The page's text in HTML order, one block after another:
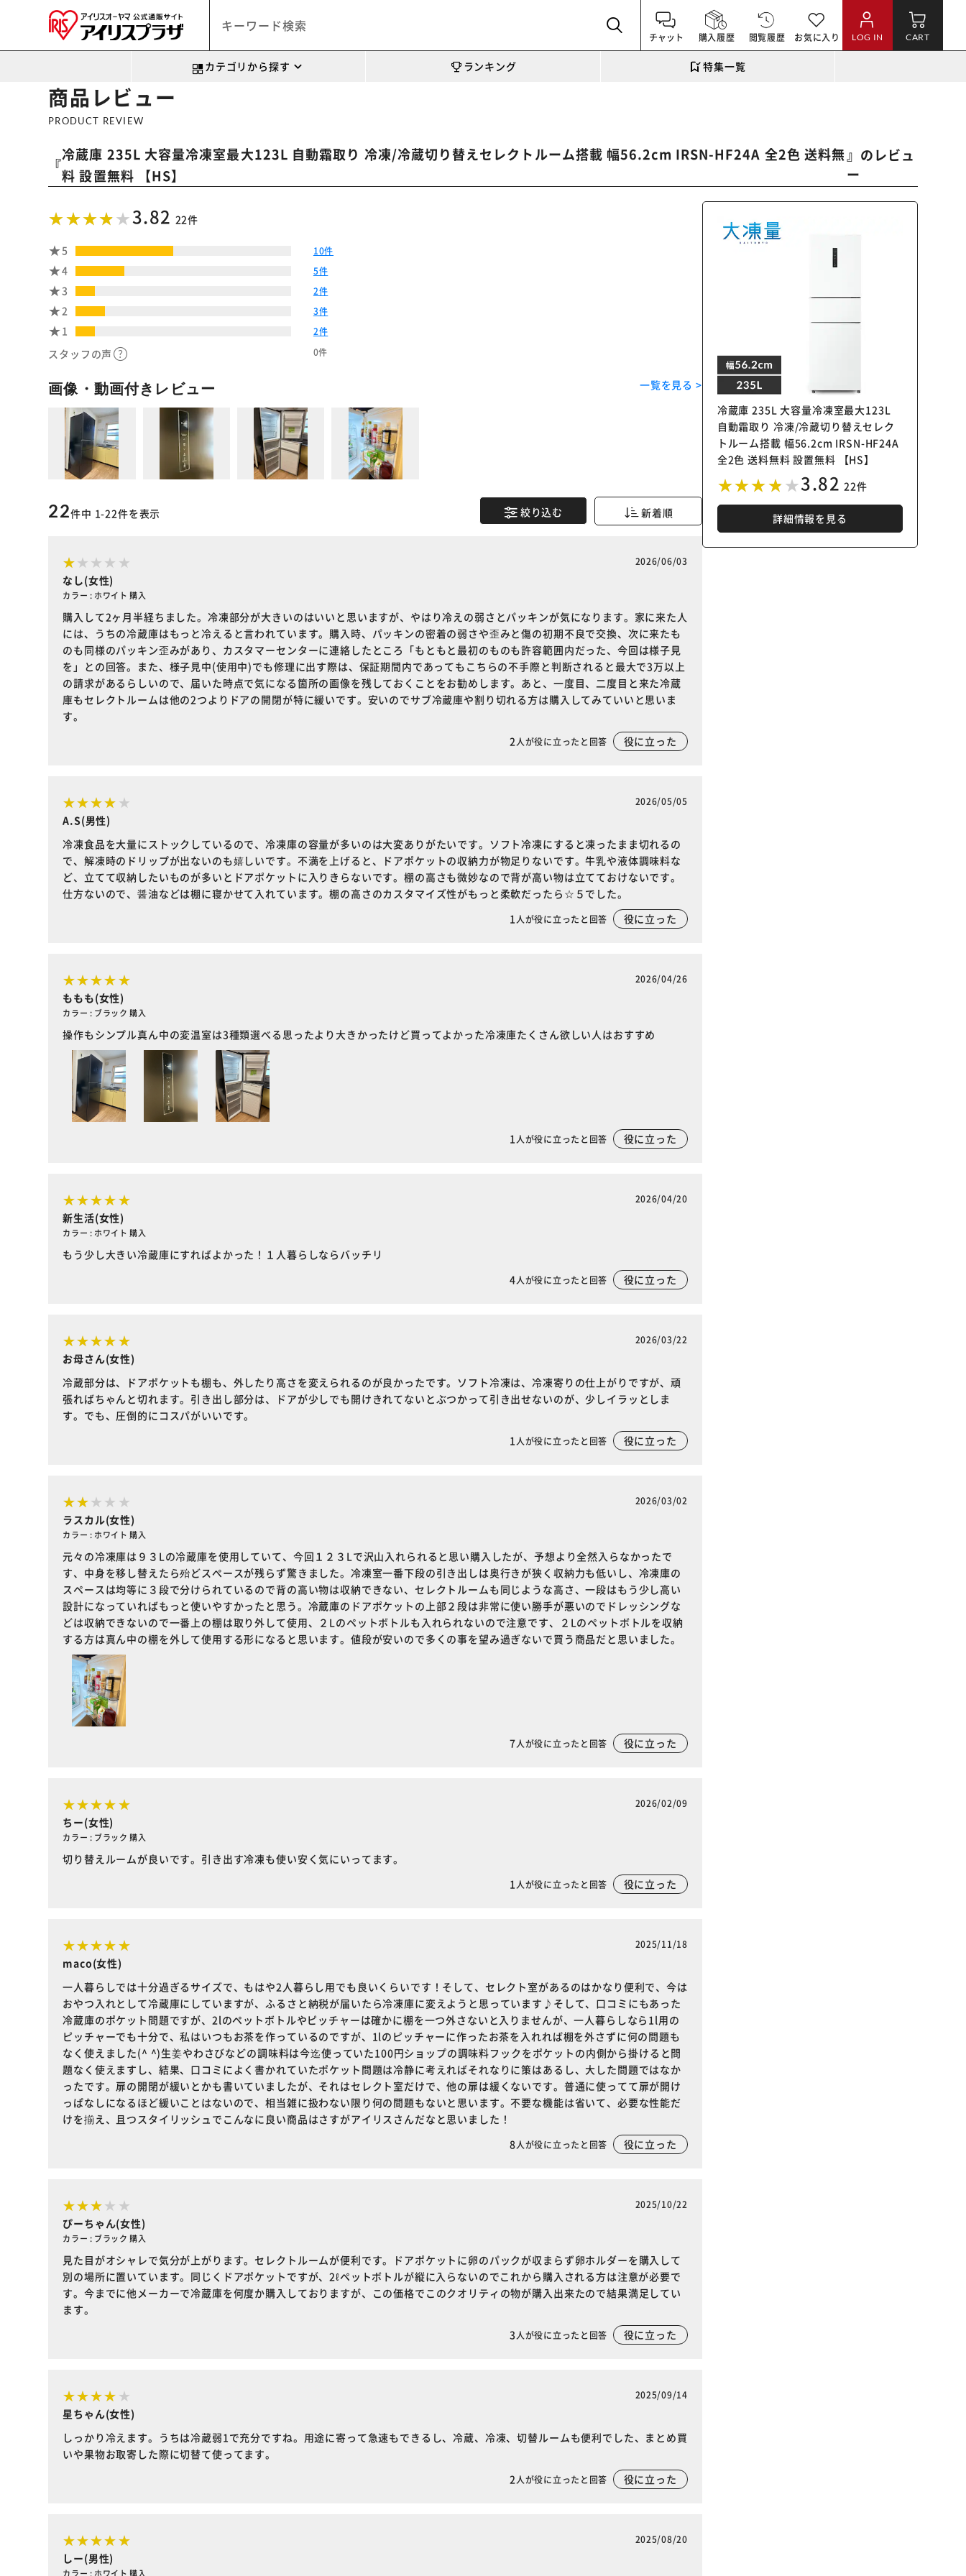
チャット 購入履歴 閲覧履歴 お気に入り LOG IN CART
カテゴリから探す ランキング 特集一覧
商品レビュー
PRODUCT REVIEW
『
冷蔵庫 235L 大容量冷凍室最大123L 自動霜取り 冷凍/冷蔵切り替えセレクトルーム搭載 幅56.2cm IRSN-HF24A 全2色 送料無
料 設置無料 【HS】
』のレビュ
ー
冷蔵庫 235L 大容量冷凍室最大123L
自動霜取り 冷凍/冷蔵切り替えセレク
トルーム搭載 幅56.2cm IRSN-HF24A
全2色 送料無料 設置無料 【HS】
3.82 22件
詳細情報を見る
3.82 22件
5 10件
4 5件
3 2件
2 3件
1 2件
スタッフの声 0件
画像・動画付きレビュー 一覧を見る >
絞り込む 新着順
22件中 1-22件を表示
2026/06/03
なし(女性)
カラー : ホワイト 購入
購入して2ヶ月半経ちました。冷凍部分が大きいのはいいと思いますが、やはり冷えの弱さとパッキンが気になります。家に来た人
には、うちの冷蔵庫はもっと冷えると言われています。購入時、パッキンの密着の弱さや歪みと傷の初期不良で交換、次に来たも
のも同様のパッキン歪みがあり、カスタマーセンターに連絡したところ「もともと最初のものも許容範囲内だった、今回は様子見
を」との回答。また、様子見中(使用中)でも修理に出す際は、保証期間内であってもこちらの不手際と判断されると最大で3万以上
の請求があるらしいので、届いた時点で気になる箇所の画像を残しておくことをお勧めします。あと、一度目、二度目と来た冷蔵
庫もセレクトルームは他の2つよりドアの開閉が特に緩いです。安いのでサブ冷蔵庫や割り切れる方は購入してみていいと思いま
す。
2人が役に立ったと回答 役に立った
2026/05/05
A.S(男性)
冷凍食品を大量にストックしているので、冷凍庫の容量が多いのは大変ありがたいです。ソフト冷凍にすると凍ったまま切れるの
で、解凍時のドリップが出ないのも嬉しいです。不満を上げると、ドアポケットの収納力が物足りないです。牛乳や液体調味料な
ど、立てて収納したいものが多いとドアポケットに入りきらないです。棚の高さも微妙なので背が高い物は立てておけないです。
仕方ないので、醤油などは棚に寝かせて入れています。棚の高さのカスタマイズ性がもっと柔軟だったら☆５でした。
1 人が役に立ったと回答 役に立った
2026/04/26
ももも(女性)
カラー : ブラック 購入
操作もシンプル真ん中の変温室は3種類選べる思ったより大きかったけど買ってよかった冷凍庫たくさん欲しい人はおすすめ
1 人が役に立ったと回答 役に立った
2026/04/20
新生活(女性)
カラー : ホワイト 購入
もう少し大きい冷蔵庫にすればよかった！１人暮らしならバッチリ
4人が役に立ったと回答 役に立った
2026/03/22
お母さん(女性)
冷蔵部分は、ドアポケットも棚も、外したり高さを変えられるのが良かったです。ソフト冷凍は、冷凍寄りの仕上がりですが、頑
張ればちゃんと切れます。引き出し部分は、ドアが少しでも開けきれてないとぶつかって引き出せないのが、少しイラッとしま
す。でも、圧倒的にコスパがいいです。
1 人が役に立ったと回答 役に立った
2026/03/02
ラスカル(女性)
カラー : ホワイト 購入
元々の冷凍庫は９３Lの冷蔵庫を使用していて、今回１２３Lで沢山入れられると思い購入したが、予想より全然入らなかったで
す、中身を移し替えたら殆どスぺースが残らず驚きました。冷凍室一番下段の引き出しは奥行きが狭く収納力も低いし、冷凍庫の
スペースは均等に３段で分けられているので背の高い物は収納できない、セレクトルームも同じような高さ、一段はもう少し高い
設計になっていればもっと使いやすかったと思う。冷蔵庫のドアポケットの上部２段は非常に使い勝手が悪いのでドレッシングな
どは収納できないので一番上の棚は取り外して使用、２Lのペットボトルも入れられないので注意です、２Lのペットボトルを収納
する方は真ん中の棚を外して使用する形になると思います。値段が安いので多くの事を望み過ぎないで買う商品だと思いました。
7人が役に立ったと回答 役に立った
2026/02/09
ちー(女性)
カラー : ブラック 購入
切り替えルームが良いです。引き出す冷凍も使い安く気にいってます。
1 人が役に立ったと回答 役に立った
2025/11/18
maco(女性)
一人暮らしでは十分過ぎるサイズで、もはや2人暮らし用でも良いくらいです！そして、セレクト室があるのはかなり便利で、今は
おやつ入れとして冷蔵庫にしていますが、ふるさと納税が届いたら冷凍庫に変えようと思っています♪そして、口コミにもあった
冷蔵庫のポケット問題ですが、2lのペットボトルやピッチャーは確かに棚を一つ外さないと入りませんが、一人暮らしなら1l用の
ピッチャーでも十分で、私はいつもお茶を作っているのですが、1lのピッチャーに作ったお茶を入れれば棚を外さずに何の問題も
なく使えました(^ ^)生姜やわさびなどの調味料は今迄使っていた100円ショップの調味料フックをポケットの内側から掛けると問
題なく使えますし、結果、口コミによく書かれていたポケット問題は冷静に考えればそれなりに策はあるし、大した問題ではなか
ったです。扉の開閉が緩いとかも書いていましたが、それはセレクト室だけで、他の扉は緩くないです。普通に使ってて扉が開け
っぱなしになるほど緩いことはないので、相当雑に扱わない限り何の問題もないと思います。不要な機能は省いて、必要な性能だ
けを揃え、且つスタイリッシュでこんなに良い商品はさすがアイリスさんだなと思いました！
8人が役に立ったと回答 役に立った
2025/10/22
ぴーちゃん(女性)
カラー : ブラック 購入
見た目がオシャレで気分が上がります。セレクトルームが便利です。ドアポケットに卵のパックが収まらず卵ホルダーを購入して
別の場所に置いています。同じくドアポケットですが、2ℓペットボトルが縦に入らないのでこれから購入される方は注意が必要で
す。今までに他メーカーで冷蔵庫を何度か購入しておりますが、この価格でこのクオリティの物が購入出来たので結果満足してい
ます。
3人が役に立ったと回答 役に立った
2025/09/14
星ちゃん(女性)
しっかり冷えます。うちは冷蔵弱1で充分ですね。用途に寄って急速もできるし、冷蔵、冷凍、切替ルームも便利でした、まとめ買
いや果物お取寄した際に切替て使ってます。
2人が役に立ったと回答 役に立った
2025/08/20
しー(男性)
カラー : ホワイト 購入
※ご確認ください
カートに入れる 購入手続きへ